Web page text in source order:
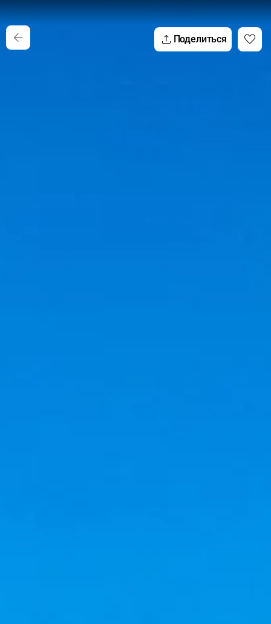
Поделиться